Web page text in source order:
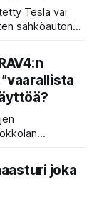
Tesla vai
sähköauton
kohtaavat
kulkee
joka